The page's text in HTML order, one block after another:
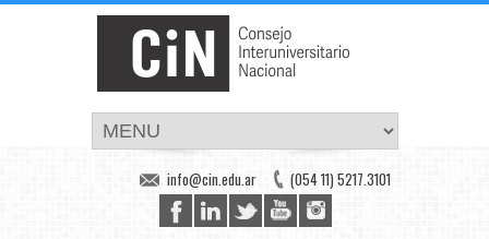
(054 11) 5217.3101
info@cin.edu.ar